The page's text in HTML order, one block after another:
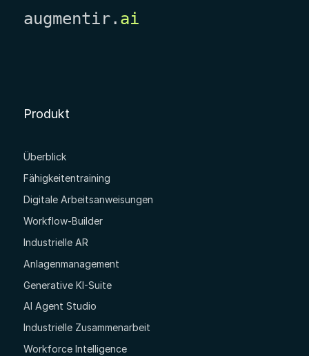
augmentir. ai
Produkt
Überblick
Fähigkeitentraining
Digitale Arbeitsanweisungen
Workflow-Builder
Industrielle AR
Anlagenmanagement
Generative KI-Suite
AI Agent Studio
Industrielle Zusammenarbeit
Workforce Intelligence